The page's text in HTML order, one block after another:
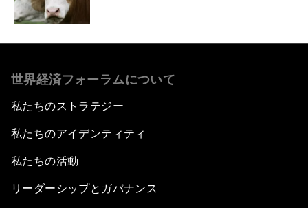
世界経済フォーラムについて
私たちのストラテジー
私たちのアイデンティティ
私たちの活動
リーダーシップとガバナンス